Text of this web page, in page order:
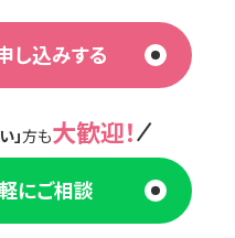
し込みする
」方も大歓迎！
にご相談